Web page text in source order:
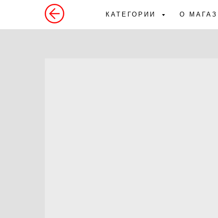
КАТЕГОРИИ О